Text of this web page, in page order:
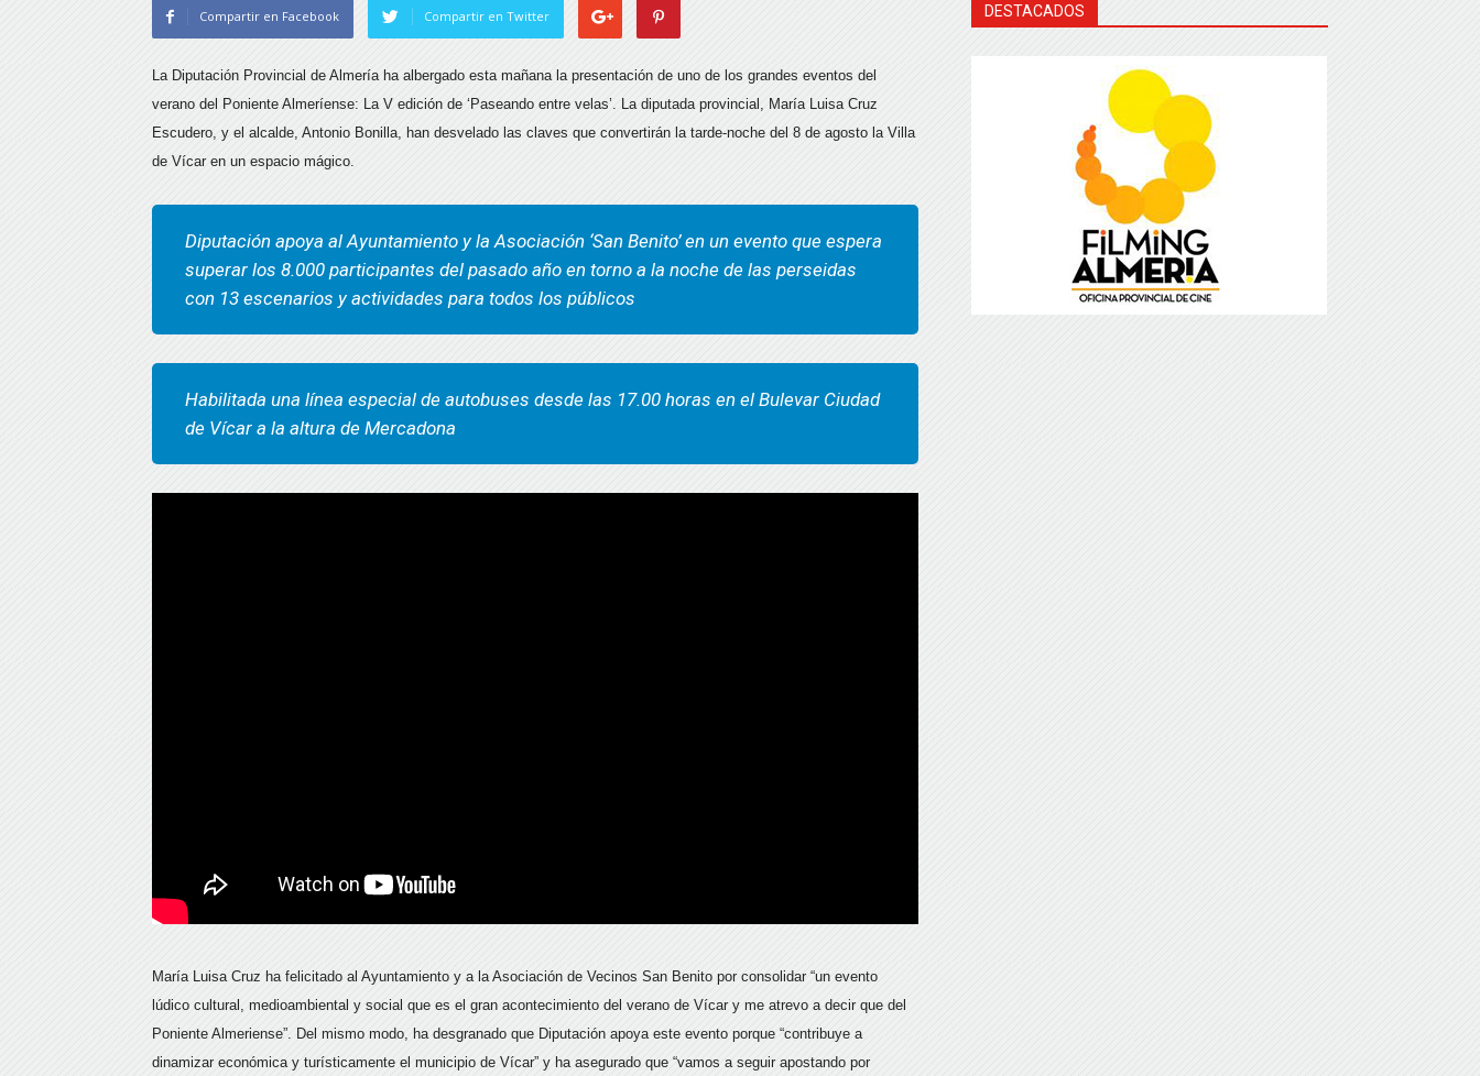
Compartir en Facebook Compartir en Twitter
La Diputación Provincial de Almería ha albergado esta mañana la presentación de uno de los grandes eventos del
verano del Poniente Almeríense: La V edición de ‘Paseando entre velas’. La diputada provincial, María Luisa Cruz
Escudero, y el alcalde, Antonio Bonilla, han desvelado las claves que convertirán la tarde-noche del 8 de agosto la Villa
de Vícar en un espacio mágico.
Diputación apoya al Ayuntamiento y la Asociación ‘San Benito’ en un evento que espera
superar los 8.000 participantes del pasado año en torno a la noche de las perseidas
con 13 escenarios y actividades para todos los públicos
Habilitada una línea especial de autobuses desde las 17.00 horas en el Bulevar Ciudad
de Vícar a la altura de Mercadona
María Luisa Cruz ha felicitado al Ayuntamiento y a la Asociación de Vecinos San Benito por consolidar “un evento
lúdico cultural, medioambiental y social que es el gran acontecimiento del verano de Vícar y me atrevo a decir que del
Poniente Almeriense”. Del mismo modo, ha desgranado que Diputación apoya este evento porque “contribuye a
dinamizar económica y turísticamente el municipio de Vícar” y ha asegurado que “vamos a seguir apostando por
DESTACADOS